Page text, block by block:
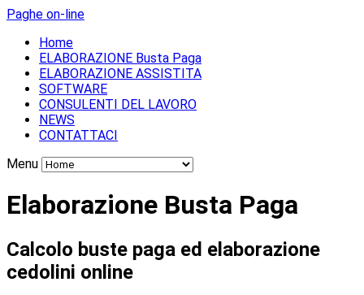
Paghe on-line
Home
ELABORAZIONE Busta Paga
ELABORAZIONE ASSISTITA
SOFTWARE
CONSULENTI DEL LAVORO
NEWS
CONTATTACI
Menu
Elaborazione Busta Paga
Calcolo buste paga ed elaborazione
cedolini online